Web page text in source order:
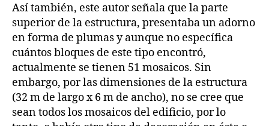
Así también, este autor señala que la parte
superior de la estructura, presentaba un adorno
en forma de plumas y aunque no específica
cuántos bloques de este tipo encontró,
actualmente se tienen 51 mosaicos. Sin
embargo, por las dimensiones de la estructura
(32 m de largo x 6 m de ancho), no se cree que
sean todos los mosaicos del edificio, por lo